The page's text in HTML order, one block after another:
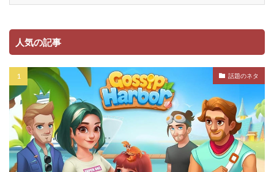
人気の記事
話題のネタ